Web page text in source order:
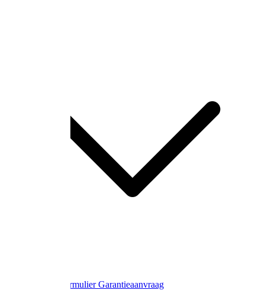
RetourformulierGarantieaanvraag